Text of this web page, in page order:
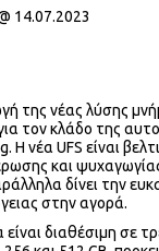
14.07.2023
της νέας λύσης
τον κλάδο της
Η νέα UFS είναι
και
δίνει την
στην αγορά.
διαθέσιμη σε